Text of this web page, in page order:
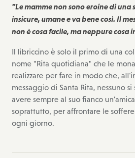
"Le mamme non sono eroine di una
insicure, umane e va bene così. Il
non è cosa facile, ma neppure cosa
Il libriccino è solo il primo di una
nome "Rita quotidiana" che le
realizzare per fare in modo che,
messaggio di Santa Rita, nessuno si
avere sempre al suo fianco
soprattutto, per affrontare le
ogni giorno.